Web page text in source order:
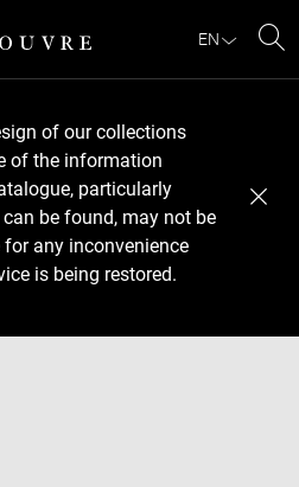
EN
of our collections
of the information
particularly
be found, may not be
any inconvenience
is being restored.